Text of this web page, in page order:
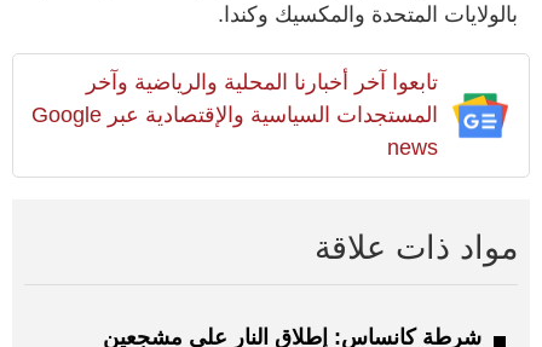
بالولايات المتحدة والمكسيك وكندا.
تابعوا آخر أخبارنا المحلية والرياضية وآخر
المستجدات السياسية والإقتصادية عبر Google
news
مواد ذات علاقة
شرطة كانساس: إطلاق النار على مشجعين